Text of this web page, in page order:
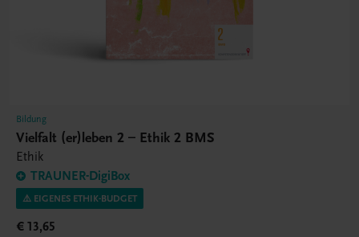
Bildung
Vielfalt (er)leben 2 – Ethik 2 BMS
Ethik
TRAUNER-DigiBox
⚠️ EIGENES ETHIK-BUDGET
€ 13,65